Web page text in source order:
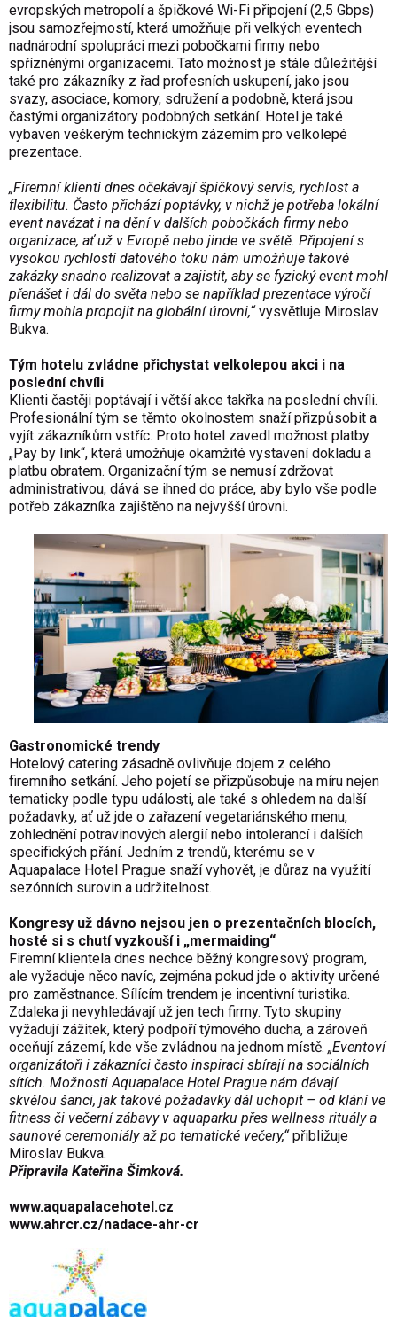
evropských metropolí a špičkové Wi-Fi připojení (2,5 Gbps)
jsou samozřejmostí, která umožňuje při velkých eventech
nadnárodní spolupráci mezi pobočkami firmy nebo
spřízněnými organizacemi. Tato možnost je stále důležitější
také pro zákazníky z řad profesních uskupení, jako jsou
svazy, asociace, komory, sdružení a podobně, která jsou
častými organizátory podobných setkání. Hotel je také
vybaven veškerým technickým zázemím pro velkolepé
prezentace.
„Firemní klienti dnes očekávají špičkový servis, rychlost a
flexibilitu. Často přichází poptávky, v nichž je potřeba lokální
event navázat i na dění v dalších pobočkách firmy nebo
organizace, ať už v Evropě nebo jinde ve světě. Připojení s
vysokou rychlostí datového toku nám umožňuje takové
zakázky snadno realizovat a zajistit, aby se fyzický event mohl
přenášet i dál do světa nebo se například prezentace výročí
firmy mohla propojit na globální úrovni,“ vysvětluje Miroslav
Bukva.
Tým hotelu zvládne přichystat velkolepou akci i na
poslední chvíli
Klienti častěji poptávají i větší akce takřka na poslední chvíli.
Profesionální tým se těmto okolnostem snaží přizpůsobit a
vyjít zákazníkům vstříc. Proto hotel zavedl možnost platby
„Pay by link“, která umožňuje okamžité vystavení dokladu a
platbu obratem. Organizační tým se nemusí zdržovat
administrativou, dává se ihned do práce, aby bylo vše podle
potřeb zákazníka zajištěno na nejvyšší úrovni.
Gastronomické trendy
Hotelový catering zásadně ovlivňuje dojem z celého
firemního setkání. Jeho pojetí se přizpůsobuje na míru nejen
tematicky podle typu události, ale také s ohledem na další
požadavky, ať už jde o zařazení vegetariánského menu,
zohlednění potravinových alergií nebo intolerancí i dalších
specifických přání. Jedním z trendů, kterému se v
Aquapalace Hotel Prague snaží vyhovět, je důraz na využití
sezónních surovin a udržitelnost.
Kongresy už dávno nejsou jen o prezentačních blocích,
hosté si s chutí vyzkouší i „mermaiding“
Firemní klientela dnes nechce běžný kongresový program,
ale vyžaduje něco navíc, zejména pokud jde o aktivity určené
pro zaměstnance. Sílícím trendem je incentivní turistika.
Zdaleka ji nevyhledávají už jen tech firmy. Tyto skupiny
vyžadují zážitek, který podpoří týmového ducha, a zároveň
oceňují zázemí, kde vše zvládnou na jednom místě. „Eventoví
organizátoři i zákazníci často inspiraci sbírají na sociálních
sítích. Možnosti Aquapalace Hotel Prague nám dávají
skvělou šanci, jak takové požadavky dál uchopit – od klání ve
fitness či večerní zábavy v aquaparku přes wellness rituály a
saunové ceremoniály až po tematické večery,“přibližuje
Miroslav Bukva.
Připravila Kateřina Šimková.
www.aquapalacehotel.cz
www.ahrcr.cz/nadace-ahr-cr